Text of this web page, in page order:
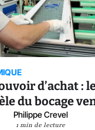
d’achat :
du bocage
Philippe Crevel
1 min de lecture